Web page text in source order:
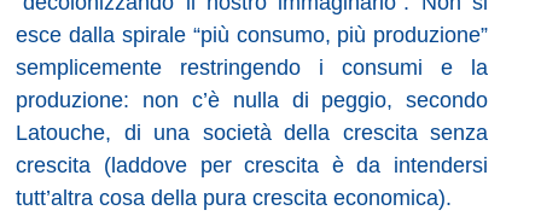
esce dalla spirale “più consumo, più produzione”
semplicemente restringendo i consumi e la
produzione: non c’è nulla di peggio, secondo
Latouche, di una società della crescita senza
crescita (laddove per crescita è da intendersi
tutt’altra cosa della pura crescita economica).